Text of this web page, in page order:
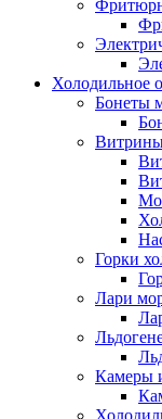
Холодильное
Бонеты
Горки
Лари
Камеры